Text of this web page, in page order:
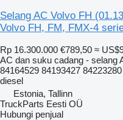
Selang AC Volvo FH
Volvo FH, FM, FMX-4
Rp 16.300.000 €789,50 ≈
AC dan suku cadang - selang
84164529 84193427
diesel
Estonia, Tallinn
TruckParts Eesti OÜ
Hubungi penjual